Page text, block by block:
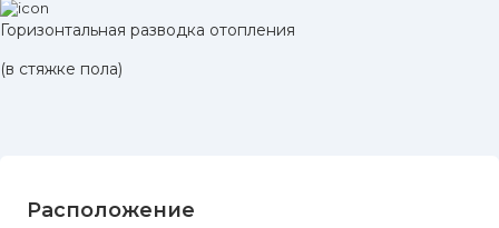
Горизонтальная разводка отопления
(в стяжке пола)
Расположение